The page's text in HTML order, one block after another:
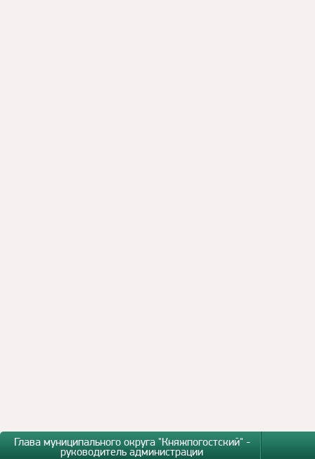
Глава муниципального округа "Княжпогостский" -
руководитель администрации